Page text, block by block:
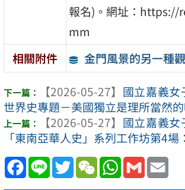
報名)。網址：https://
mm
相關附件
金門風景的另一種
【2026-05-27】 國立嘉義
世界史專題－美國獨立是理所當然
【2026-05-27】 國立嘉義
「東南亞華人史」系列工作坊第4場
Facebook
Line TwitterWeChatWhatsApp
Gmail